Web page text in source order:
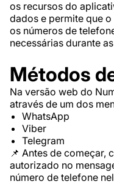
os recursos do
dados e permite que
os números de
necessárias durante
Métodos
Na versão web do
através de um dos
WhatsApp
Viber
Telegram
📌 Antes de começar,
autorizado no
número de telefone